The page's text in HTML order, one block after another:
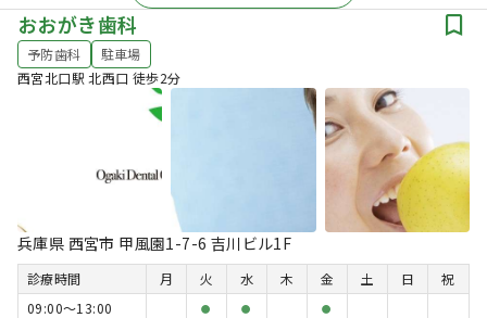
おおがき歯科
予防歯科
駐車場
西宮北口駅 北西口 徒歩2分
兵庫県 西宮市 甲風園1-7-6 吉川ビル1F
診療時間 月 火 水 木 金 土 日
祝
09:00〜13:00
● ● ●